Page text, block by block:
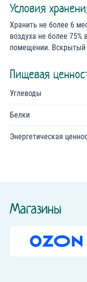
Условия
Хранить не более 6
воздуха не более
помещении. Вскрытый
Пищевая
Углеводы
Белки
Энергетическая
Магазины